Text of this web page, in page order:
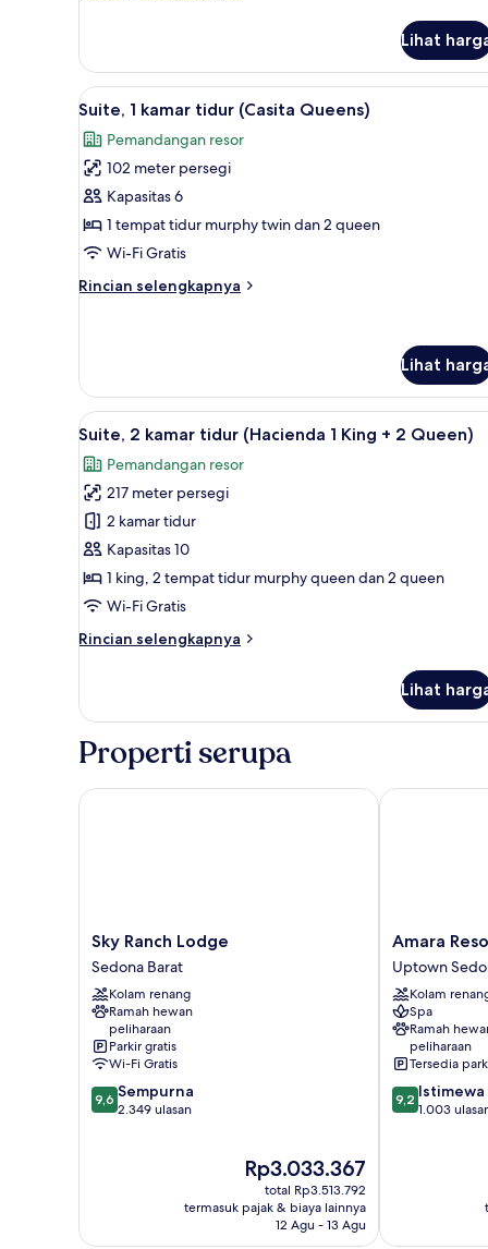
Suite
Junior,
1
Tidur
King
Lihat
Lihat
semua
foto
untuk
Suite,
1
kamar
(Casita
Seprai premium, selimut bulu
7
Suite, 1 kamar tidur (Casita Queens)
Pemandangan resor
102 meter persegi
Kapasitas 6
1 tempat tidur murphy twin dan 2 queen
Wi-Fi Gratis
Rincian selengkapnya
Rincian
1
kamar
tidur
(Casita
Queens)
Lihat
Lihat
semua
foto
untuk
Suite,
2
kamar
tidur
1
2
Queen)
Suite, 2 kamar tidur
6
Suite, 2 kamar tidur (Hacienda 1 King + 2 Queen)
Pemandangan resor
217 meter persegi
2 kamar tidur
Kapasitas 10
1 king, 2 tempat tidur murphy queen dan 2 queen
Wi-Fi Gratis
Rincian selengkapnya
Rincian
Suite,
kamar
(Hacienda
Lihat
Properti serupa
Sky
Ranch
Lodge
Sedona
Barat
Sky Ranch Lodge
Sedona Barat
Kolam renang
Ramah hewan
peliharaan
Parkir gratis
Wi-Fi Gratis
9.6
dari
9,6 Sempurna
2.349 ulasan
Harga
sekarang
Rp3.033.367
Rp3.033.367
total Rp3.513.792
termasuk pajak & biaya lainnya
12 Agu - 13 Agu
Sky Ranch Lodge
Amara
Resort
and
Spa
Uptown
Sedona
Amara
Uptown
Kolam
Spa
Ramah
peliharaan
Tersedia
9.2
dari
9,2 Istimewa
1.003
Amara Resort